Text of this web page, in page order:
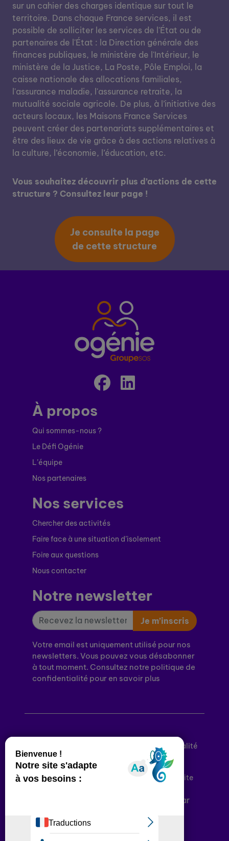
sur un cahier des charges identique sur tout le
territoire. Dans chaque France services, il est
possible de solliciter les services de l'État ou de
partenaires de l'État : la Direction générale des
finances publiques, le ministère de l'Intérieur, le
ministère de la Justice, La Poste, Pôle Emploi, la
caisse nationale des allocations familiales,
l'assurance maladie, l'assurance retraite, la
mutualité sociale agricole. De plus, à l’initiative des
acteurs locaux, les Maisons France Services
peuvent créer des partenariats supplémentaires et
être des lieux de vie grâce à des actions relatives à
la culture, l’économie, l’éducation, etc.
Vous souhaitez découvrir plus d’actions de cette
structure ? Consultez leur page !
Je consulte la page
de cette structure
À propos
Qui sommes-nous ?
Le Défi Ogénie
L’équipe
Nos partenaires
Nos services
Chercher des activités
Faire face à une situation d’isolement
Foire aux questions
Nous contacter
Notre newsletter
Je m’inscris
Votre email est uniquement utilisé pour nos
newsletters. Vous pouvez vous désabonner
à tout moment. Consultez notre politique de
confidentialité pour en savoir plus
Politique de confidentialité
Conditions générales d’utilisation
Déclaration d’accessibilité
Plan du site
Plateforme développée en France par